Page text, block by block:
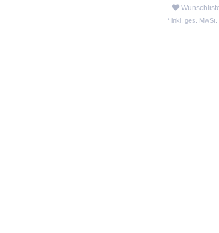
* inkl. ges. MwSt.